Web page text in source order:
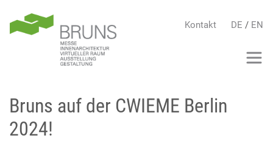
Kontakt DE / EN
Bruns auf der CWIEME Berlin
2024!